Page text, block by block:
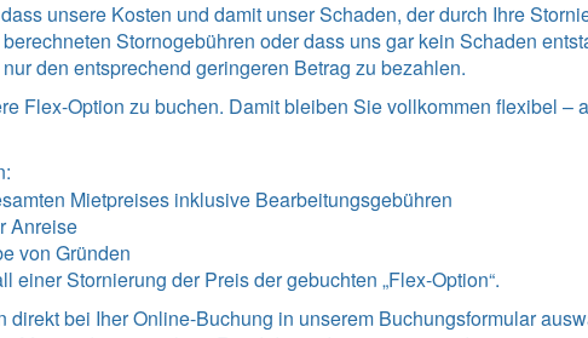
unsere Kosten und damit unser Schaden, der durch Ihre
Stornogebühren oder dass uns gar kein Schaden
den entsprechend geringeren Betrag zu bezahlen.
Flex-Option zu buchen. Damit bleiben Sie vollkommen flexibel –
Mietpreises inklusive Bearbeitungsgebühren
Anreise
von Gründen
einer Stornierung der Preis der gebuchten „Flex-Option“.
direkt bei Iher Online-Buchung in unserem Buchungsformular